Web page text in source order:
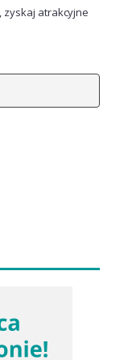
zyskaj atrakcyjne